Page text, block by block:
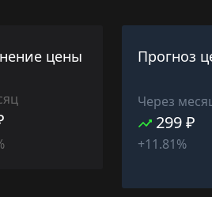
цены Прогноз
Через
299 ₽
+11.81%